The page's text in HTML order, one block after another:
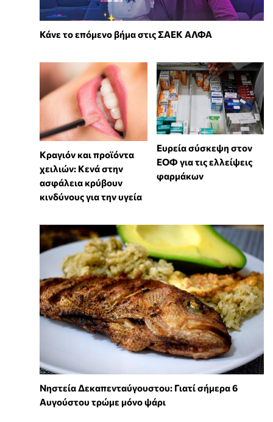
Κάνε το επόμενο βήμα στις ΣΑΕΚ ΑΛΦΑ
Κραγιόν και προϊόντα
χειλιών: Κενά στην
ασφάλεια κρύβουν
κινδύνους για την υγεία
Ευρεία σύσκεψη στον
ΕΟΦ για τις ελλείψεις
φαρμάκων
Νηστεία Δεκαπενταύγουστου: Γιατί σήμερα 6
Αυγούστου τρώμε μόνο ψάρι